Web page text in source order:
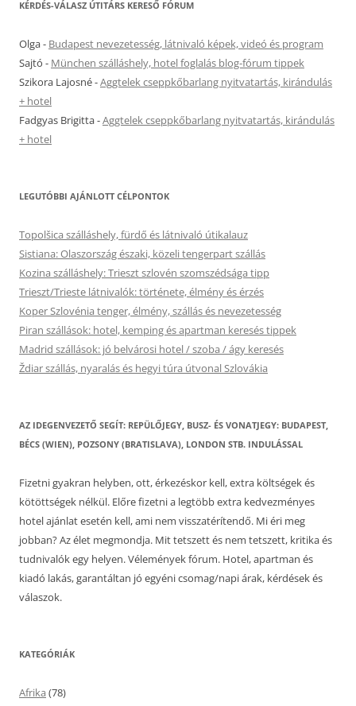
KÉRDÉS-VÁLASZ ÚTITÁRS KERESŐ FÓRUM
Olga- Budapest nevezetesség, látnivaló képek, videó és program
Sajtó - München szálláshely, hotel foglalás blog-fórum tippek
Szikora Lajosné-Aggtelek cseppkőbarlang nyitvatartás, kirándulás
+ hotel
Fadgyas Brigitta-Aggtelek cseppkőbarlang nyitvatartás, kirándulás
+ hotel
LEGUTÓBBI AJÁNLOTT CÉLPONTOK
Topolšica szálláshely, fürdő és látnivaló útikalauz
Sistiana: Olaszország északi, közeli tengerpart szállás
Kozina szálláshely: Trieszt szlovén szomszédsága tipp
Trieszt/Trieste látnivalók: története, élmény és érzés
Koper Szlovénia tenger, élmény, szállás és nevezetesség
Piran szállások: hotel, kemping és apartman keresés tippek
Madrid szállások: jó belvárosi hotel / szoba / ágy keresés
Ždiar szállás, nyaralás és hegyi túra útvonal Szlovákia
AZ IDEGENVEZETŐ SEGÍT: REPÜLŐJEGY, BUSZ- ÉS VONATJEGY: BUDAPEST,
BÉCS (WIEN), POZSONY (BRATISLAVA), LONDON STB. INDULÁSSAL
Fizetni gyakran helyben, ott, érkezéskor kell, extra költségek és
kötöttségek nélkül. Előre fizetni a legtöbb extra kedvezményes
hotel ajánlat esetén kell, ami nem visszatérítendő. Mi éri meg
jobban? Az élet megmondja. Mit tetszett és nem tetszett, kritika és
tudnivalók egy helyen. Vélemények fórum. Hotel, apartman és
kiadó lakás, garantáltan jó egyéni csomag/napi árak, kérdések és
válaszok.
KATEGÓRIÁK
Afrika (78)